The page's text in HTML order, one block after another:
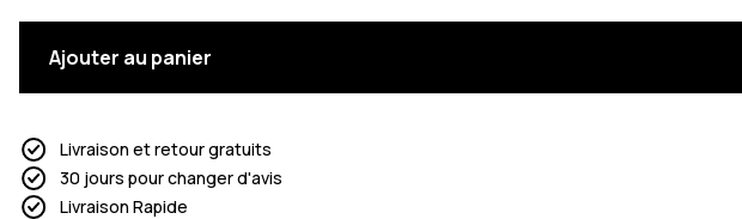
Ajouter au panier
Livraison et retour gratuits
30 jours pour changer d'avis
Livraison Rapide